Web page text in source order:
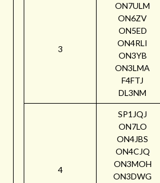
3
ON7ULM
ON6ZV
ON5ED
ON4RLI
ON3YB
ON3LMA
F4FTJ
DL3NM
4
SP1JQJ
ON7LO
ON4JBS
ON4CJQ
ON3MOH
ON3DWG